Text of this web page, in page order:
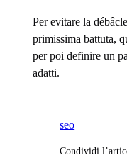
Per evitare la
primissima battuta,
per poi definire un
adatti.
seo
Condividi